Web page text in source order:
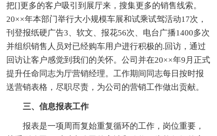
把[]更多的客户吸引到展厅来，搜集更多的销售线索。
20××年本部门举行大小规模车展和试乘试驾活动17次，
刊登报纸硬广告3、软文、报花56次、电台广播1400多次
并组织销售人员对已经购车用户进行积极的.回访，通过
回访让客户感觉到我们的关怀。公司并在20××年9月正式
提升任命同志为厅营销经理。工作期间同志每日按时报
送营销表格，尽职尽责，为公司的营销工作做出贡献。
三、信息报表工作
报表是一项周而复始重复循环的工作，岗位重要，